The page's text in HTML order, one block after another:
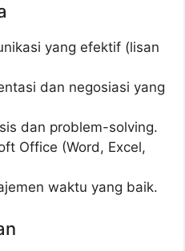
yang efektif (lisan
dan negosiasi yang
dan problem-solving.
Office (Word, Excel,
waktu yang baik.